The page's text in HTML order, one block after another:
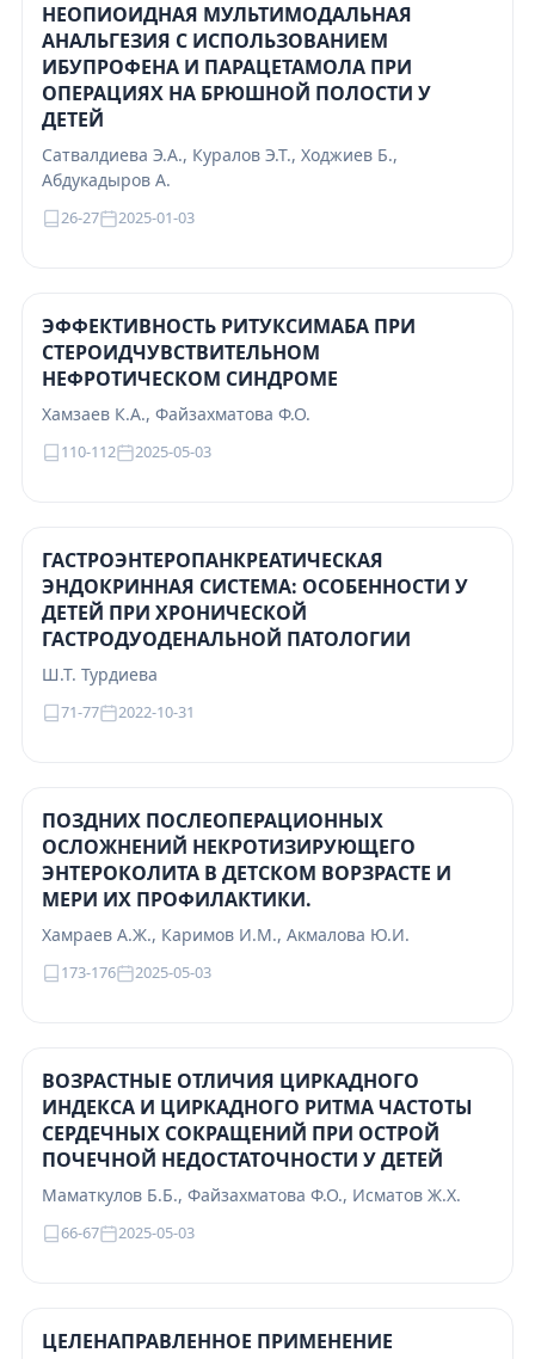
НЕОПИОИДНАЯ МУЛЬТИМОДАЛЬНАЯ
АНАЛЬГЕЗИЯ С ИСПОЛЬЗОВАНИЕМ
ИБУПРОФЕНА И ПАРАЦЕТАМОЛА ПРИ
ОПЕРАЦИЯХ НА БРЮШНОЙ ПОЛОСТИ У
ДЕТЕЙ
Сатвалдиева Э.А., Куралов Э.Т., Ходжиев Б.,
Абдукадыров А.
26-27 2025-01-03
ЭФФЕКТИВНОСТЬ РИТУКСИМАБА ПРИ
СТЕРОИДЧУВСТВИТЕЛЬНОМ
НЕФРОТИЧЕСКОМ СИНДРОМЕ
Хамзаев К.А., Файзахматова Ф.О.
110-112 2025-05-03
ГАСТРОЭНТЕРОПАНКРЕАТИЧЕСКАЯ
ЭНДОКРИННАЯ СИСТЕМА: ОСОБЕННОСТИ У
ДЕТЕЙ ПРИ ХРОНИЧЕСКОЙ
ГАСТРОДУОДЕНАЛЬНОЙ ПАТОЛОГИИ
Ш.Т. Турдиева
71-77 2022-10-31
ПОЗДНИХ ПОСЛЕОПЕРАЦИОННЫХ
ОСЛОЖНЕНИЙ НЕКРОТИЗИРУЮЩЕГО
ЭНТЕРОКОЛИТА В ДЕТСКОМ ВОРЗРАСТЕ И
МЕРИ ИХ ПРОФИЛАКТИКИ.
Хамраев А.Ж., Каримов И.М., Акмалова Ю.И.
173-176 2025-05-03
ВОЗРАСТНЫЕ ОТЛИЧИЯ ЦИРКАДНОГО
ИНДЕКСА И ЦИРКАДНОГО РИТМА ЧАСТОТЫ
СЕРДЕЧНЫХ СОКРАЩЕНИЙ ПРИ ОСТРОЙ
ПОЧЕЧНОЙ НЕДОСТАТОЧНОСТИ У ДЕТЕЙ
Маматкулов Б.Б., Файзахматова Ф.О., Исматов Ж.Х.
66-67 2025-05-03
ЦЕЛЕНАПРАВЛЕННОЕ ПРИМЕНЕНИЕ